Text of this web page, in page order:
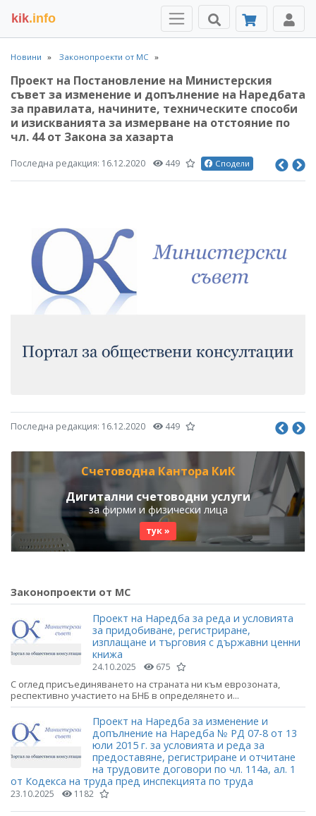
kik.info
Новини Законопроекти от МС
Проект на Постановление на Министерския
съвет за изменение и допълнение на Наредбата
за правилата, начините, техническите способи
и изискванията за измерване на отстояние по
чл. 44 от Закона за хазарта
Последна редакция: 16.12.2020 449 Сподели
Последна редакция: 16.12.2020 449
Счетоводна Кантора КиК
Дигитални счетоводни услуги
за фирми и физически лица
тук »
Законопроекти от МС
Проект на Наредба за реда и условията
за придобиване, регистриране,
изплащане и търговия с държавни ценни
книжа
24.10.2025 675
С оглед присъединяването на страната ни към еврозоната,
респективно участието на БНБ в определянето и...
Проект на Наредба за изменение и
допълнение на Наредба № РД 07-8 от 13
юли 2015 г. за условията и реда за
предоставяне, регистриране и отчитане
на трудовите договори по чл. 114а, ал. 1
от Кодекса на труда пред инспекцията по труда
23.10.2025 1182